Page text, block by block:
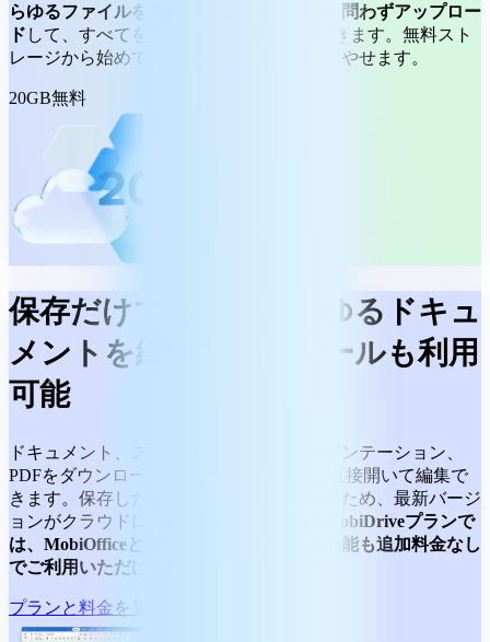
らゆるファイルを保存できます。
サイズを問わずアップロー
ド して、すべてを1か所にまとめて管理できます。無料スト
レージから始めて、必要に応じて容量を増やせます。
20GB無料
保存だけでなく、あらゆるドキュ
メントを編集できるツールも利用
可能
ドキュメント、スプレッドシート、プレゼンテーション、
PDFをダウンロードせずに、MobiDriveで直接開いて編集で
きます。保存した変更はすぐに同期されるため、最新バージ
ョンがクラウドに反映されます。
対象のMobiDriveプランで
は、MobiOfficeとMobiPDFのプレミアム機能も追加料金なし
でご利用いただけます。
プランと料金を見る